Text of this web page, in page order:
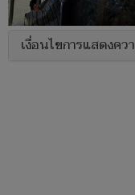
เงื่อนไขการแสดงค